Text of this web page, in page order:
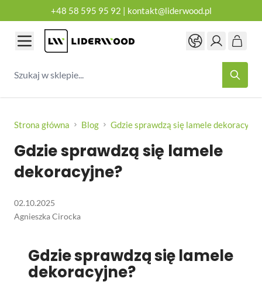
+48 58 595 95 92 | kontakt@liderwood.pl
Przejdź do treści
Strona główna Blog Gdzie sprawdzą się lamele
Gdzie sprawdzą się lamele
dekoracyjne?
Agnieszka Cirocka
02.10.2025
Gdzie sprawdzą się lamele
dekoracyjne?